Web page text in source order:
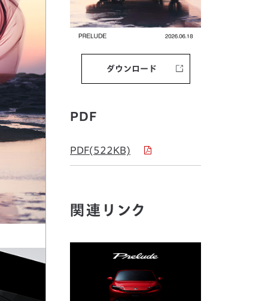
ダウンロード
PDF
PDF(522KB)
関連リンク